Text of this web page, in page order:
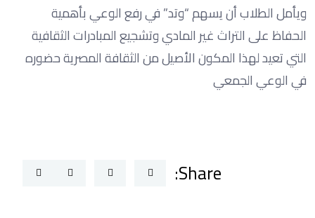
ويأمل الطلاب أن يسهم “وتد” في رفع الوعي بأهمية
الحفاظ على التراث غير المادي وتشجيع المبادرات الثقافية
التي تعيد لهذا المكون الأصيل من الثقافة المصرية حضوره
في الوعي الجمعي
Share: